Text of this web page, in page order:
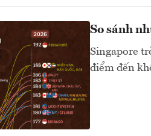
So sánh
Singapore
điểm đến